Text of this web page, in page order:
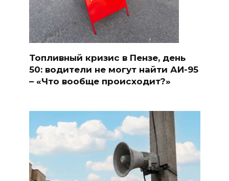
Топливный кризис в Пензе, день
50: водители не могут найти АИ-95
– «Что вообще происходит?»